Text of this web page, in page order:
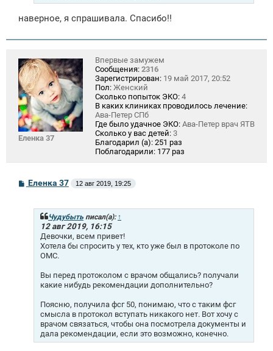
наверное, я спрашивала. Спасибо!!
Еленка 37
Впервые замужем
Сообщения: 2316
Зарегистрирован: 19 май 2017, 20:52
Пол: Женский
Сколько попыток ЭКО: 4
В каких клиниках проводилось лечение:
Ава-Петер СПб
Где было удачное ЭКО: Ава-Петер врач ЯТВ
Сколько у вас детей: 3
Благодарил (а): 251 раз
Поблагодарили: 177 раз
СЕленка 37 12 авг 2019, 19:25
Чудубыть писал(а): ↑
12 авг 2019, 16:15
Девочки, всем привет!
Хотела бы спросить у тех, кто уже был в протоколе по
ОМС.
Вы перед протоколом с врачом общались? получали
какие нибудь рекомендации дополнительно?
Поясню, получила фсг 50, понимаю, что с таким фсг
смысла в протокол вступать никакого нет. Вот хочу с
врачом связаться, чтобы она посмотрела документы и
дала рекомендации, если это возможно, конечно.